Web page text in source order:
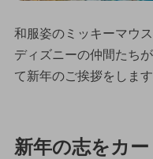
和服姿のミッキーマウ
ディズニーの仲間たち
て新年のご挨拶をしま
新年の志をカ